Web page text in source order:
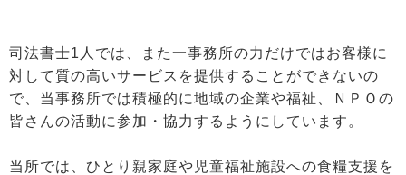
司法書士1人では、また一事務所の力だけではお客様に
対して質の高いサービスを提供することができないの
で、当事務所では積極的に地域の企業や福祉、ＮＰＯの
皆さんの活動に参加・協力するようにしています。
当所では、ひとり親家庭や児童福祉施設への食糧支援を